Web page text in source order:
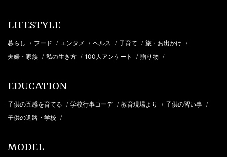
LIFESTYLE
暮らし / フード / エンタメ / ヘルス / 子育て / 旅・お出かけ /
夫婦・家族 / 私の生き方 / 100人アンケート / 贈り物 /
EDUCATION
子供の五感を育てる / 学校行事コーデ / 教育現場より / 子供の習い事 /
子供の進路・学校 /
MODEL